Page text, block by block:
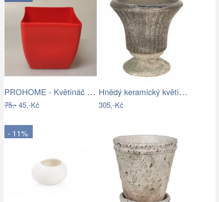
PROHOME - Květináč COUBI 19 hranatý…
75,-45,-Kč
Hnědý keramický květináč s patinou v…
305,-Kč
- 11%